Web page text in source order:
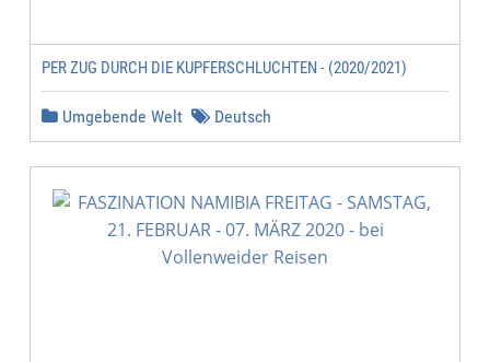
PER ZUG DURCH DIE KUPFERSCHLUCHTEN - (2020/2021)
Umgebende Welt Deutsch